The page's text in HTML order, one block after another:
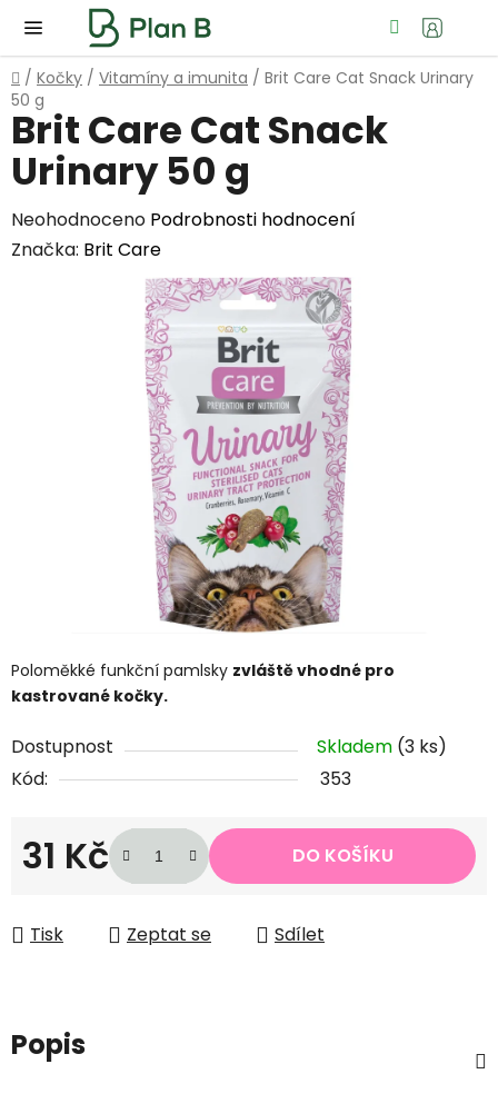
obsah
Domů
/ Kočky / Vitamíny a imunita / Brit Care Cat Snack Urinary
50 g
Poloměkké funkční pamlsky zvláště vhodné pro
kastrované kočky.
Dostupnost Skladem (3 ks)
Kód:
353
31 Kč
Měrná cena:
DO KOŠÍKU
Tisk Zeptat se Sdílet
Brit Care Cat Snack
Urinary 50 g
Průměrné
hodnocení
Neohodnoceno Podrobnosti hodnocení
Značka: Brit Care
Popis